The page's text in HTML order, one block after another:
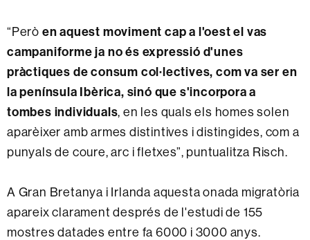
“Però en aquest moviment cap a l'oest el vas
campaniforme ja no és expressió d'unes
pràctiques de consum col·lectives, com va ser en
la península Ibèrica, sinó que s'incorpora a
tombes individuals, en les quals els homes solen
aparèixer amb armes distintives i distingides, com a
punyals de coure, arc i fletxes”, puntualitza Risch.
A Gran Bretanya i Irlanda aquesta onada migratòria
apareix clarament després de l'estudi de 155
mostres datades entre fa 6000 i 3000 anys.